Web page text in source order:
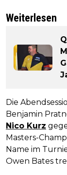
Weiterlesen
Die
Benjamin
Nico Kurz
Masters-
Name im
Owen Bates